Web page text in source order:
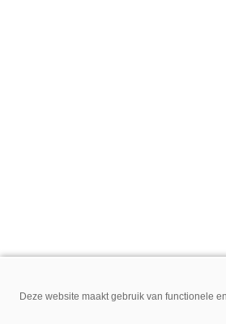
Deze website maakt gebruik van functionele